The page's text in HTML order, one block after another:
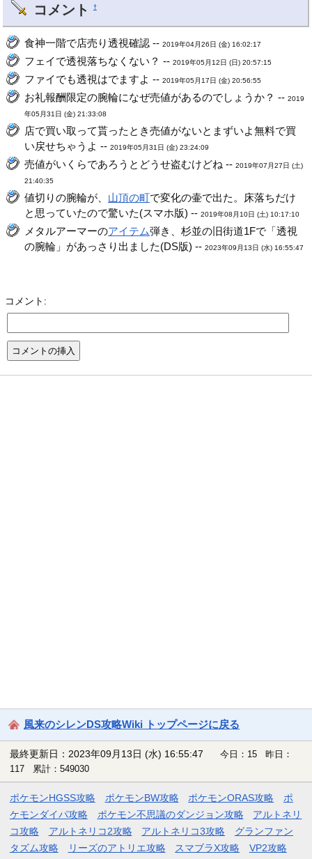
コメント †
食神一階で店売り透視確認 --2019年04月26日 (金) 16:02:17
フェイで透視落ちなくない？ --2019年05月12日 (日) 20:57:15
ファイでも透視はでますよ --2019年05月17日 (金) 20:56:55
お礼報酬限定の腕輪になぜ売値があるのでしょうか？ --2019
年05月31日 (金) 21:33:08
店で買い取って貰ったとき売値がないとまずいよ無料で買
い戻せちゃうよ --2019年05月31日 (金) 23:24:09
売値がいくらであろうとどうせ盗むけどね --2019年07月27日 (土)
21:40:35
値切りの腕輪が、 山頂の町で変化の壷で出た。床落ちだけ
と思っていたので驚いた(スマホ版) --2019年08月10日 (土) 10:17:10
メタルアーマーのアイテム弾き、杉並の旧街道1Fで「透視
の腕輪」があっさり出ました(DS版) --2023年09月13日 (水) 16:55:47
コメント:
風来のシレンDS攻略Wiki トップページに戻る
最終更新日：2023年09月13日 (水) 16:55:47
今日：15 昨日：
117 累計：549030
ポケモンHGSS攻略 ポケモンBW攻略 ポケモンORAS攻略
ポ
ケモンダイパ攻略
ポケモン不思議のダンジョン攻略
アルトネリ
コ攻略
アルトネリコ2攻略 アルトネリコ3攻略
グランファン
タズム攻略
リーズのアトリエ攻略 スマブラX攻略
VP2攻略